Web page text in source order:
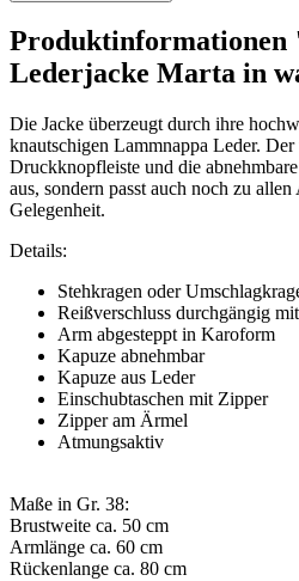
Produktinformationen
Lederjacke Marta in
Die Jacke überzeugt durch ihre
knautschigen Lammnappa Leder.
Druckknopfleiste und die
aus, sondern passt auch noch zu
Gelegenheit.
Details:
Stehkragen oder
Reißverschluss durchgängig
Arm abgesteppt in Karoform
Kapuze abnehmbar
Kapuze aus Leder
Einschubtaschen mit Zipper
Zipper am Ärmel
Atmungsaktiv
Maße in Gr. 38:
Brustweite ca. 50 cm
Armlänge ca. 60 cm
Rückenlange ca. 80 cm